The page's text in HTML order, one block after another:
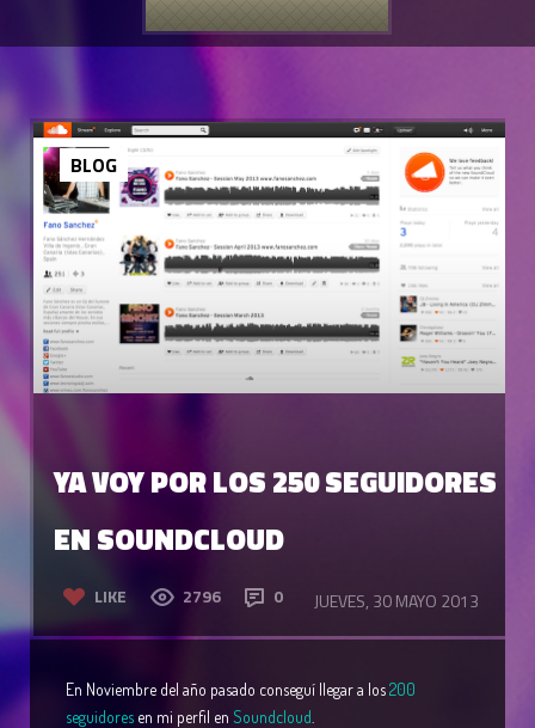
YA VOY POR LOS 250 SEGUIDORES
EN SOUNDCLOUD
LIKE 2796 0 JUEVES, 30 MAYO 2013
BLOG
En Noviembre del año pasado conseguí llegar a los200
seguidores en mi perfil en Soundcloud